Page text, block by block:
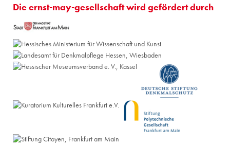
Die ernst-may-gesellschaft wird gefördert durch